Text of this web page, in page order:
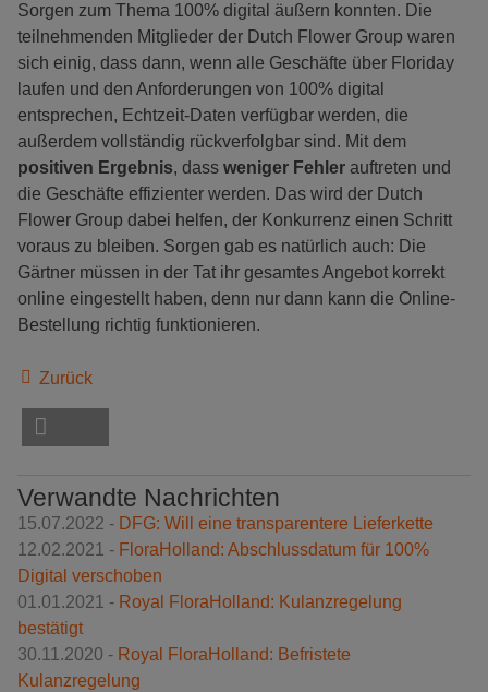
Sorgen zum Thema 100% digital äußern konnten. Die
teilnehmenden Mitglieder der Dutch Flower Group waren
sich einig, dass dann, wenn alle Geschäfte über Floriday
laufen und den Anforderungen von 100% digital
entsprechen, Echtzeit-Daten verfügbar werden, die
außerdem vollständig rückverfolgbar sind. Mit dem
positiven Ergebnis, dass weniger Fehler auftreten und
die Geschäfte effizienter werden. Das wird der Dutch
Flower Group dabei helfen, der Konkurrenz einen Schritt
voraus zu bleiben. Sorgen gab es natürlich auch: Die
Gärtner müssen in der Tat ihr gesamtes Angebot korrekt
online eingestellt haben, denn nur dann kann die Online-
Bestellung richtig funktionieren.
Zurück
Verwandte Nachrichten
15.07.2022 - DFG: Will eine transparentere Lieferkette
12.02.2021 - FloraHolland: Abschlussdatum für 100%
Digital verschoben
01.01.2021 - Royal FloraHolland: Kulanzregelung
bestätigt
30.11.2020 - Royal FloraHolland: Befristete
Kulanzregelung